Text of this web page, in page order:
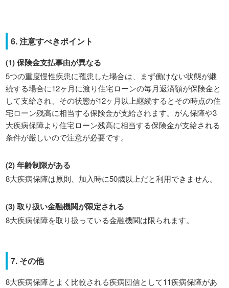
6. 注意すべきポイント
(1) 保険金支払事由が異なる
5つの重度慢性疾患に罹患した場合は、まず働けない状態が継
続する場合に12ヶ月に渡り住宅ローンの毎月返済額が保険金と
して支給され、その状態が12ヶ月以上継続するとその時点の住
宅ローン残高に相当する保険金が支給されます。がん保障や3
大疾病保障より住宅ローン残高に相当する保険金が支給される
条件が厳しいので注意が必要です。
(2) 年齢制限がある
8大疾病保障は原則、加入時に50歳以上だと利用できません。
(3) 取り扱い金融機関が限定される
8大疾病保障を取り扱っている金融機関は限られます。
7. その他
8大疾病保障とよく比較される疾病団信として11疾病保障があ